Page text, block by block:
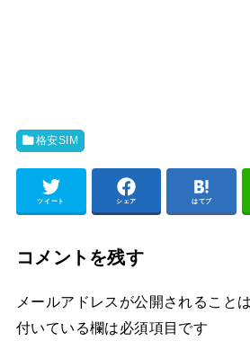
格安SIM
ツイート シェア はてブ
コメントを残す
メールアドレスが公開されること
付いている欄は必須項目です